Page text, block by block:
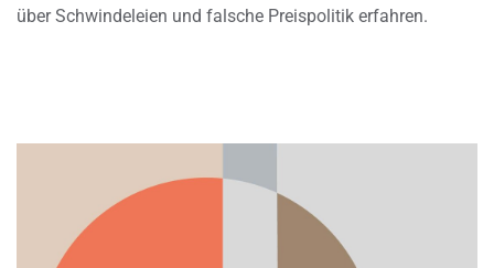
über Schwindeleien und falsche Preispolitik erfahren.